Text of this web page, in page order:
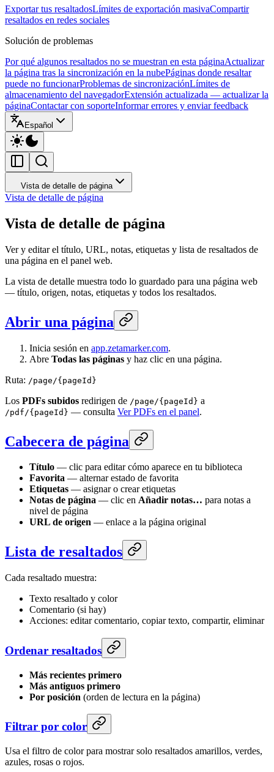
Exportar tus resaltadosLímites de exportación masivaCompartir
resaltados en redes sociales
Solución de problemas
Por qué algunos resaltados no se muestran en esta páginaActualizar
la página tras la sincronización en la nubePáginas donde resaltar
puede no funcionarProblemas de sincronizaciónLímites de
almacenamiento del navegadorExtensión actualizada — actualizar la
páginaContactar con soporteInformar errores y enviar feedback
Español
Vista de detalle de página
Vista de detalle de página
Vista de detalle de página
Ver y editar el título, URL, notas, etiquetas y lista de resaltados de
una página en el panel web.
La vista de detalle muestra todo lo guardado para una página web
— título, origen, notas, etiquetas y todos los resaltados.
Abrir una página
Inicia sesión en app.zetamarker.com.
Abre Todas las páginas y haz clic en una página.
Ruta: /page/{pageId}
Los PDFs subidos redirigen de /page/{pageId} a
/pdf/{pageId} — consulta Ver PDFs en el panel.
Cabecera de página
Título — clic para editar cómo aparece en tu biblioteca
Favorita — alternar estado de favorita
Etiquetas — asignar o crear etiquetas
Notas de página — clic en Añadir notas… para notas a
nivel de página
URL de origen — enlace a la página original
Lista de resaltados
Cada resaltado muestra:
Texto resaltado y color
Comentario (si hay)
Acciones: editar comentario, copiar texto, compartir, eliminar
Ordenar resaltados
Más recientes primero
Más antiguos primero
Por posición (orden de lectura en la página)
Filtrar por color
Usa el filtro de color para mostrar solo resaltados amarillos, verdes,
azules, rosas o rojos.